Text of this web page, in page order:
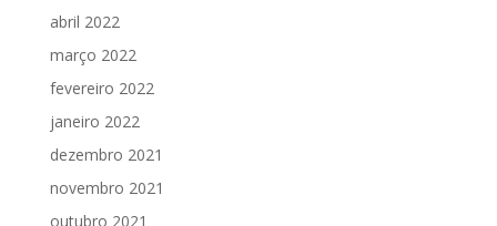
abril 2022
março 2022
fevereiro 2022
janeiro 2022
dezembro 2021
novembro 2021
outubro 2021